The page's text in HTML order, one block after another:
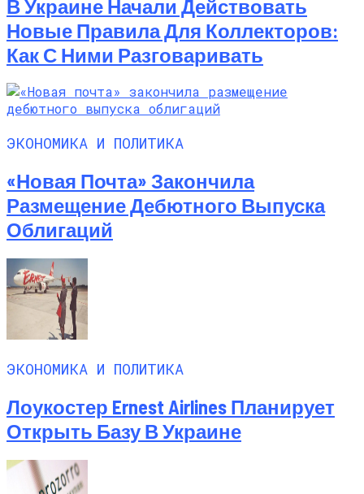
В Украине Начали Действовать
Новые Правила Для Коллекторов:
Как С Ними Разговаривать
ЭКОНОМИКА И ПОЛИТИКА
«Новая Почта» Закончила
Размещение Дебютного Выпуска
Облигаций
ЭКОНОМИКА И ПОЛИТИКА
Лоукостер Ernest Airlines Планирует
Открыть Базу В Украине